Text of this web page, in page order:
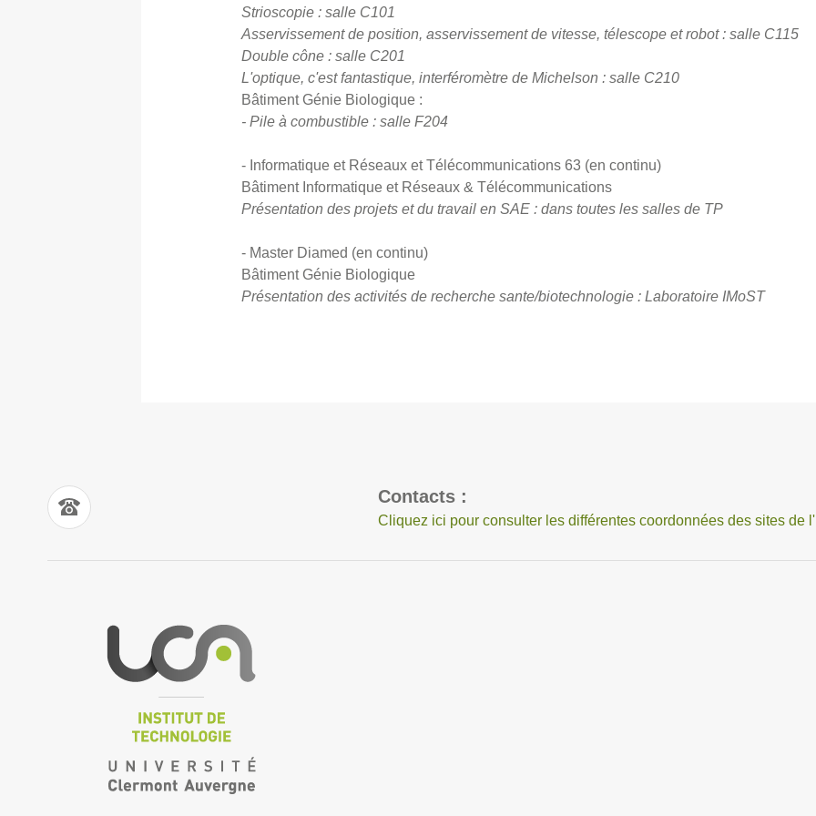
Strioscopie : salle C101
Asservissement de position, asservissement de vitesse, télescope et robot : salle C115
Double cône : salle C201
L'optique, c'est fantastique, interféromètre de Michelson : salle C210
Bâtiment Génie Biologique :
- Pile à combustible : salle F204
- Informatique et Réseaux et Télécommunications 63 (en continu)
Bâtiment Informatique et Réseaux & Télécommunications
Présentation des projets et du travail en SAE : dans toutes les salles de TP
- Master Diamed (en continu)
Bâtiment Génie Biologique
Présentation des activités de recherche sante/biotechnologie : Laboratoire IMoST
Contacts :
Cliquez ici pour consulter les différentes coordonnées des sites de